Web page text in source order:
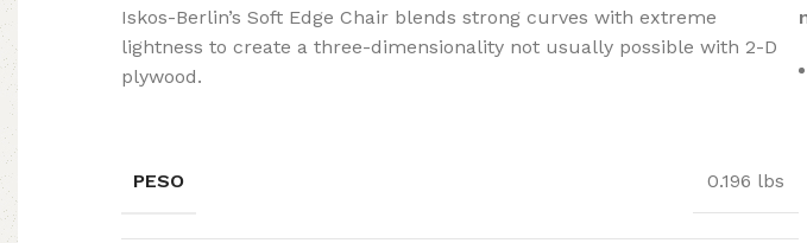
Iskos-Berlin’s Soft Edge Chair blends strong curves with extreme
lightness to create a three-dimensionality not usually possible with 2-D
plywood.
PESO 0.196 lbs